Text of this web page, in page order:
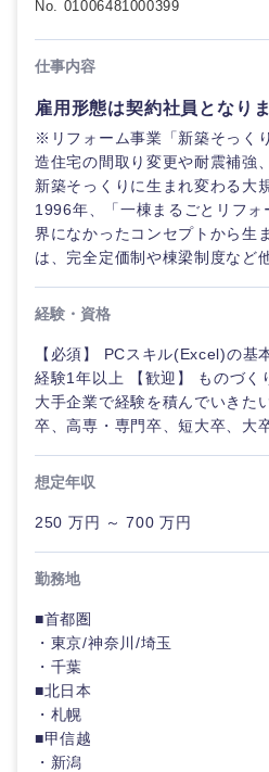
管理
SCM
人事
マーケテ
ィング
営業
サービス
クリエイ
ティブ
コンサル
タント
（IT）、
ビス・制
作、ゲー
ム
技術職
（モノづ
くり）
M&A・
経営企
政策渉外
人事
マーケティング
営業
サービス
クリエイティブ
コンサルタント
専門職
技術職（IT）、Webサービス
技術職（モノづくり）
不動産専門職
建設・施工管理
事務職
電気・電子・半導体
素材・化学・金属
食品・化粧品・アパレル
メディカル・ヘルスケア
建設・不動産
倉庫・運輸・物流
小売・通販・外食
IT・通信
関東地方
茨城県
群馬県
千葉県
神奈川県
甲信越・北陸
フリーワード
こだわり条件を入力
急募
外資系企業
転勤なし
No. 01006481000399
仕事内容
雇用形態は契約社員となり
※リフォーム事業「新築そっく
造住宅の間取り変更や耐震補強
新築そっくりに生まれ変わる大
1996年、「一棟まるごとリフ
界になかったコンセプトから生
は、完全定価制や棟梁制度など
経験・資格
【必須】 PCスキル(Excel)の基
経験1年以上 【歓迎】 ものづく
大手企業で経験を積んでいきた
卒、高専・専門卒、短大卒、大
想定年収
250 万円 ～ 700 万円
勤務地
■首都圏
・東京/神奈川/埼玉
・千葉
■北日本
・札幌
■甲信越
・新潟